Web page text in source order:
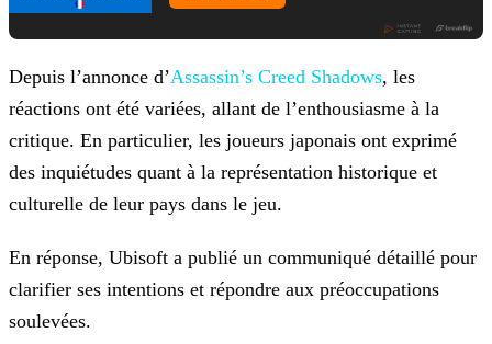
Depuis l’annonce d’Assassin’s Creed Shadows, les
réactions ont été variées, allant de l’enthousiasme à la
critique. En particulier, les joueurs japonais ont exprimé
des inquiétudes quant à la représentation historique et
culturelle de leur pays dans le jeu.
En réponse, Ubisoft a publié un communiqué détaillé pour
clarifier ses intentions et répondre aux préoccupations
soulevées.